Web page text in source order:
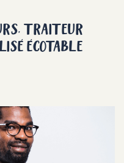
TRAITEUR
ÉCOTABLE